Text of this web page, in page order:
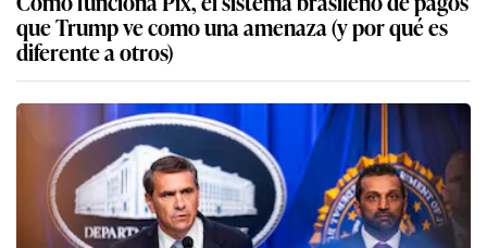
que Trump ve como una amenaza (y por qué es
diferente a otros)